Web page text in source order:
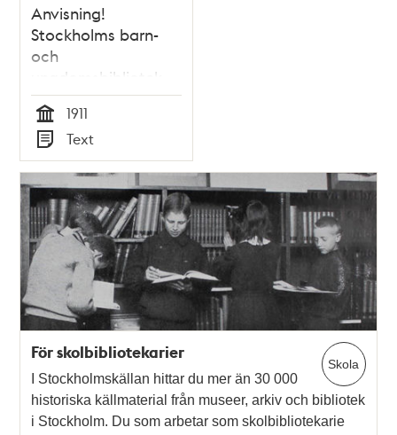
Anvisning!
Stockholms barn-
och
ungdomsbibliotek
1911
Tid
1911
Typ
Text
Skola
För skolbibliotekarier
I Stockholmskällan hittar du mer än 30 000
historiska källmaterial från museer, arkiv och bibliotek
i Stockholm. Du som arbetar som skolbibliotekarie